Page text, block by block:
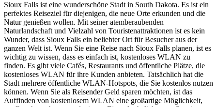
Sioux Falls ist eine wunderschöne Stadt in South Dakota. Es ist ein
perfektes Reiseziel für diejenigen, die neue Orte erkunden und die
Natur genießen wollen. Mit seiner atemberaubenden
Naturlandschaft und Vielzahl von Touristenattraktionen ist es kein
Wunder, dass Sioux Falls ein beliebter Ort für Besucher aus der
ganzen Welt ist. Wenn Sie eine Reise nach Sioux Falls planen, ist es
wichtig zu wissen, dass es einfach ist, kostenloses WLAN zu
finden. Es gibt viele Cafés, Restaurants und öffentliche Plätze, die
kostenloses WLAN für ihre Kunden anbieten. Tatsächlich hat die
Stadt mehrere öffentliche WLAN-Hotspots, die Sie kostenlos nutzen
können. Wenn Sie als Reisender Geld sparen möchten, ist das
Auffinden von kostenlosem WLAN eine großartige Möglichkeit,